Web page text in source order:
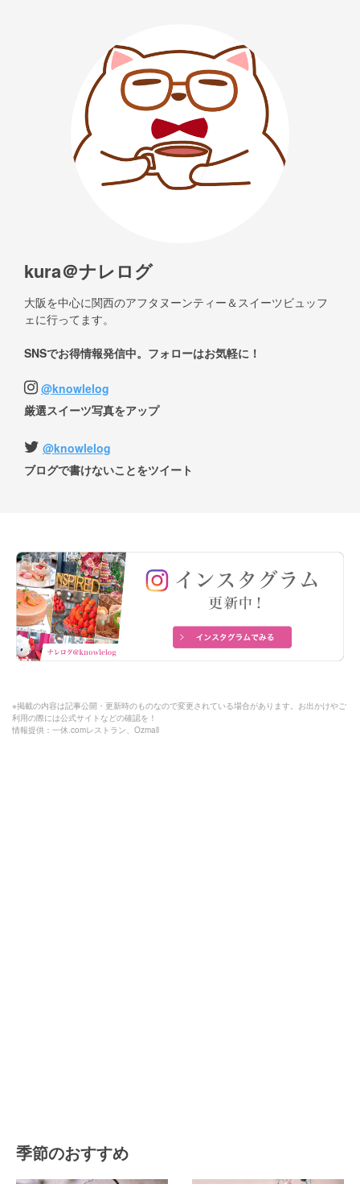
kura＠ナレログ
大阪を中心に関西のアフタヌーンティー＆スイーツビュッフ
ェに行ってます。
SNSでお得情報発信中。フォローはお気軽に！
@knowlelog
厳選スイーツ写真をアップ
@knowlelog
ブログで書けないことをツイート
※掲載の内容は記事公開・更新時のものなので変更されている場合があります。お出かけやご
利用の際には公式サイトなどの確認を！
情報提供：一休.comレストラン、Ozmall
季節のおすすめ